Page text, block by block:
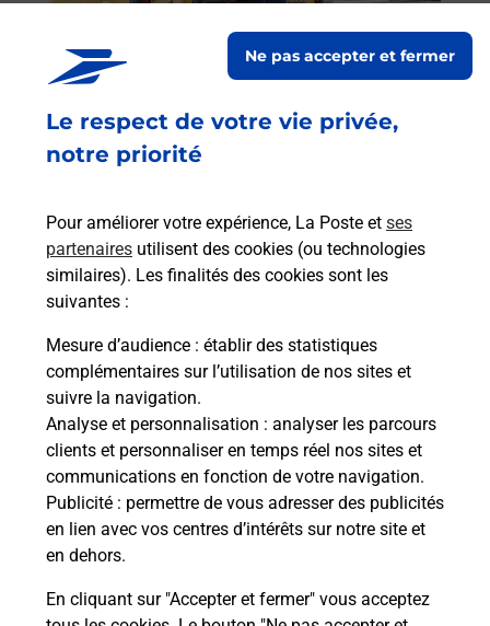
Le respect de votre vie privée,
notre priorité
Pour améliorer votre expérience, La Poste et ses
partenaires utilisent des cookies (ou technologies
similaires). Les finalités des cookies sont les
suivantes :
Mesure d’audience : établir des statistiques
complémentaires sur l’utilisation de nos sites et
suivre la navigation.
Analyse et personnalisation : analyser les parcours
clients et personnaliser en temps réel nos sites et
communications en fonction de votre navigation.
Publicité : permettre de vous adresser des publicités
en lien avec vos centres d’intérêts sur notre site et
en dehors.
En cliquant sur "Accepter et fermer" vous acceptez
Ne pas accepter et fermer
Envoyer un colis
Vous souhaitez envoyer un colis depuis :
COLOMBES (92700) ? Découvrez toutes les
En savoir plus
Foire aux questions
Quel âge minimum faut-il pour
passer le permis bateau ?
Combien coûte le code bateau ?
Combien de temps est valable le
code bateau ?